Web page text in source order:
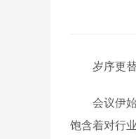
岁序更替
会议伊始
饱含着对行